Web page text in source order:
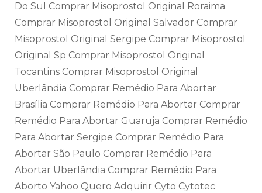
Do Sul Comprar Misoprostol Original Roraima
Comprar Misoprostol Original Salvador Comprar
Misoprostol Original Sergipe Comprar Misoprostol
Original Sp Comprar Misoprostol Original
Tocantins Comprar Misoprostol Original
Uberlândia Comprar Remédio Para Abortar
Brasília Comprar Remédio Para Abortar Comprar
Remédio Para Abortar Guaruja Comprar Remédio
Para Abortar Sergipe Comprar Remédio Para
Abortar São Paulo Comprar Remédio Para
Abortar Uberlândia Comprar Remédio Para
Aborto Yahoo Quero Adquirir Cyto Cytotec